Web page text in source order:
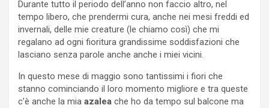
Durante tutto il periodo dell’anno non faccio altro, nel
tempo libero, che prendermi cura, anche nei mesi freddi ed
invernali, delle mie creature (le chiamo così) che mi
regalano ad ogni fioritura grandissime soddisfazioni che
lasciano senza parole anche anche i miei vicini.
In questo mese di maggio sono tantissimi i fiori che
stanno cominciando il loro momento migliore e tra queste
c’è anche la mia azalea che ho da tempo sul balcone ma